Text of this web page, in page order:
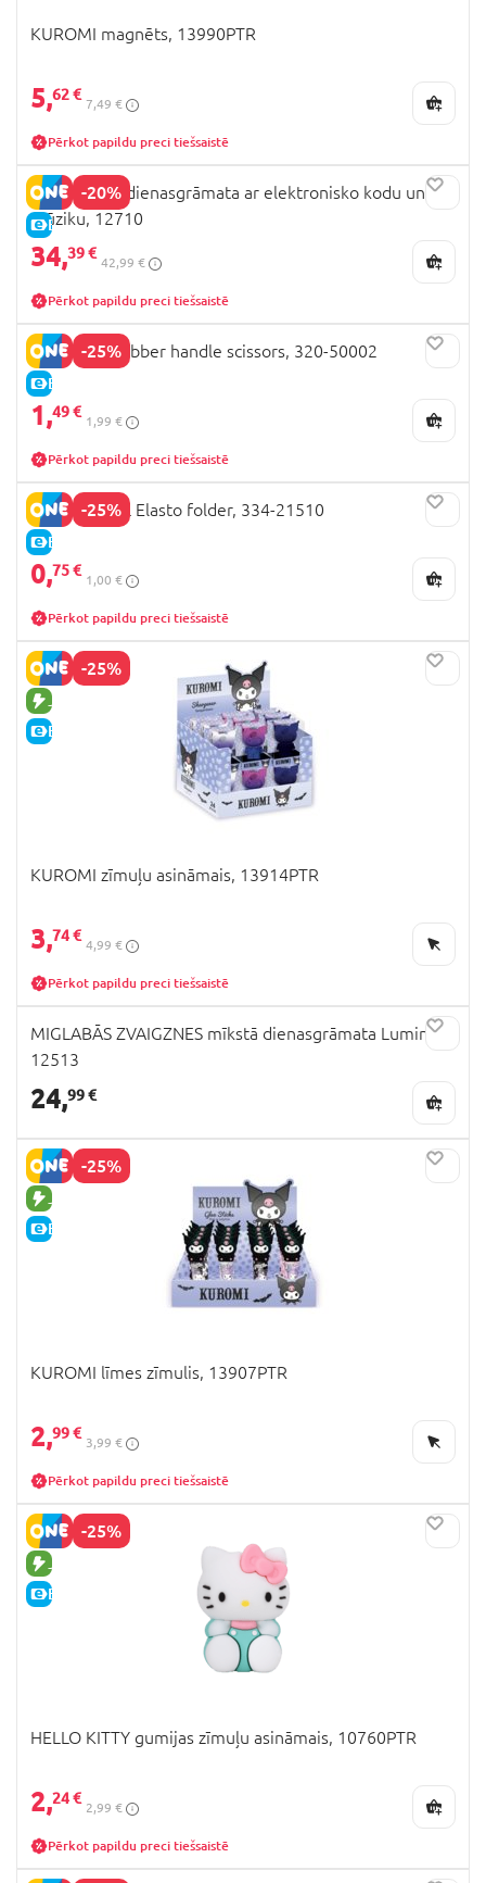
KUROMI magnēts, 13990PTR
5,62 €
7,49 €
Pērkot papildu preci tiešsaistē
-20%
E-CENA
TOPMODEL dienasgrāmata ar elektronisko kodu un
mūziku, 12710
34,39 €
42,99 €
Pērkot papildu preci tiešsaistē
-25%
E-CENA
PLAYDOH Rubber handle scissors, 320-50002
1,49 €
1,99 €
Pērkot papildu preci tiešsaistē
-25%
E-CENA
PAW PATROL Elasto folder, 334-21510
0,75 €
1,00 €
Pērkot papildu preci tiešsaistē
-25%
JAUNA PRECE
E-CENA
KUROMI zīmuļu asināmais, 13914PTR
3,74 €
4,99 €
Pērkot papildu preci tiešsaistē
MIGLABĀS ZVAIGZNES mīkstā dienasgrāmata Lumina,
12513
24,99 €
-25%
JAUNA PRECE
E-CENA
KUROMI līmes zīmulis, 13907PTR
2,99 €
3,99 €
Pērkot papildu preci tiešsaistē
-25%
JAUNA PRECE
E-CENA
HELLO KITTY gumijas zīmuļu asināmais, 10760PTR
2,24 €
2,99 €
Pērkot papildu preci tiešsaistē